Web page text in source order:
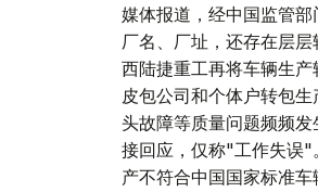
媒体报道，经中国监管
厂名、厂址，还存在层
西陆捷重工再将车辆生
皮包公司和个体户转包
头故障等质量问题频频
接回应，仅称"工作失误"
产不符合中国国家标准